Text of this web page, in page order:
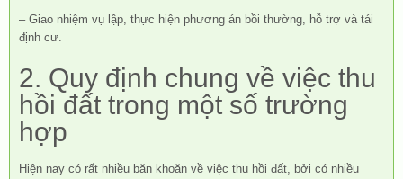
– Giao nhiệm vụ lập, thực hiện phương án bồi thường, hỗ trợ và tái
định cư.
2. Quy định chung về việc thu
hồi đất trong một số trường
hợp
Hiện nay có rất nhiều băn khoăn về việc thu hồi đất, bởi có nhiều